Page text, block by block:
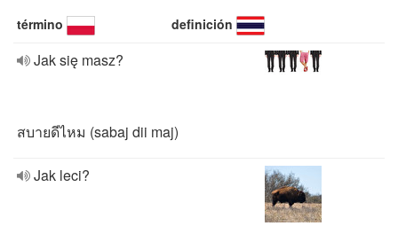
término definición
Jak się masz?
สบายดีไหม (sabaj dii maj)
Jak leci?